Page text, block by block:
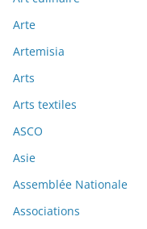
Arte
Artemisia
Arts
Arts textiles
ASCO
Asie
Assemblée Nationale
Associations